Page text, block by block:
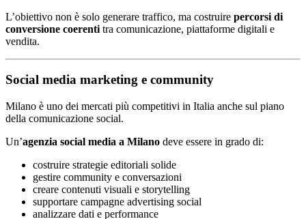
L’obiettivo non è solo generare traffico, ma costruire percorsi di
conversione coerenti tra comunicazione, piattaforme digitali e
vendita.
Social media marketing e community
Milano è uno dei mercati più competitivi in Italia anche sul piano
della comunicazione social.
Un’agenzia social media a Milano deve essere in grado di:
costruire strategie editoriali solide
gestire community e conversazioni
creare contenuti visuali e storytelling
supportare campagne advertising social
analizzare dati e performance